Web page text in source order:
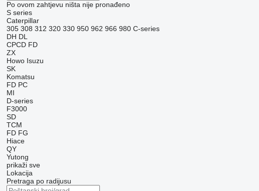
Po ovom zahtjevu ništa nije pronađeno
S series
Caterpillar
305 308 312 320 330 950 962 966 980 C-series
DH DL
CPCD FD
ZX
Howo Isuzu
SK
Komatsu
FD PC
MI
D-series
F3000
SD
TCM
FD FG
Hiace
QY
Yutong
prikaži sve
Lokacija
Pretraga po radijusu